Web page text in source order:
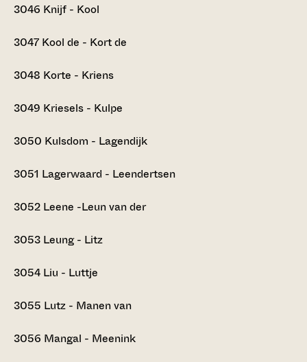
3046 Knijf - Kool
3047 Kool de - Kort de
3048 Korte - Kriens
3049 Kriesels - Kulpe
3050 Kulsdom - Lagendijk
3051 Lagerwaard - Leendertsen
3052 Leene -Leun van der
3053 Leung - Litz
3054 Liu - Luttje
3055 Lutz - Manen van
3056 Mangal - Meenink